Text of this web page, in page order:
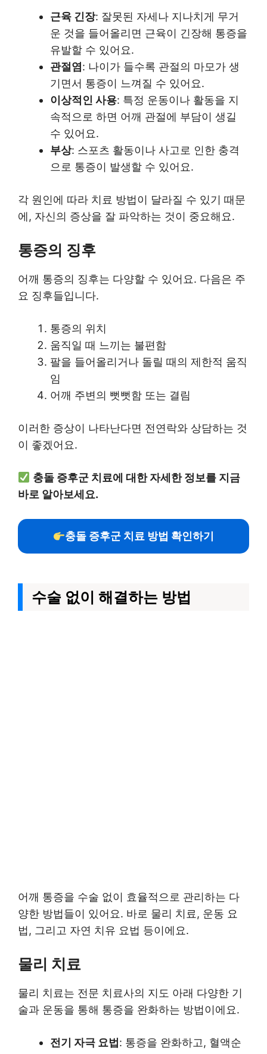
근육 긴장: 잘못된 자세나 지나치게 무거
운 것을 들어올리면 근육이 긴장해 통증을
유발할 수 있어요.
관절염 : 나이가 들수록 관절의 마모가 생
기면서 통증이 느껴질 수 있어요.
이상적인 사용: 특정 운동이나 활동을 지
속적으로 하면 어깨 관절에 부담이 생길
수 있어요.
부상: 스포츠 활동이나 사고로 인한 충격
으로 통증이 발생할 수 있어요.
각 원인에 따라 치료 방법이 달라질 수 있기 때문
에, 자신의 증상을 잘 파악하는 것이 중요해요.
통증의 징후
어깨 통증의 징후는 다양할 수 있어요. 다음은 주
요 징후들입니다.
통증의 위치
움직일 때 느끼는 불편함
팔을 들어올리거나 돌릴 때의 제한적 움직
임
어깨 주변의 뻣뻣함 또는 결림
이러한 증상이 나타난다면 전연락와 상담하는 것
이 좋겠어요.
충돌 증후군 치료에 대한 자세한 정보를 지금
바로 알아보세요.
충돌 증후군 치료 방법 확인하기
수술 없이 해결하는 방법
어깨 통증을 수술 없이 효율적으로 관리하는 다
양한 방법들이 있어요. 바로 물리 치료, 운동 요
법, 그리고 자연 치유 요법 등이에요.
물리 치료
물리 치료는 전문 치료사의 지도 아래 다양한 기
술과 운동을 통해 통증을 완화하는 방법이에요.
전기 자극 요법 : 통증을 완화하고, 혈액순